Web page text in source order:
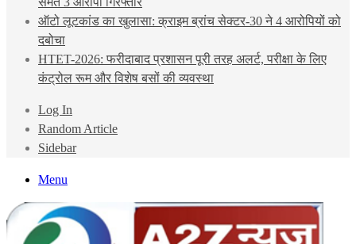
ऑटो लूटकांड का खुलासा: क्राइम ब्रांच सेक्टर-30 ने 4 आरोपियों को
दबोचा
HTET-2026: फरीदाबाद प्रशासन पूरी तरह अलर्ट, परीक्षा के लिए
कंट्रोल रूम और विशेष बसों की व्यवस्था
Log In
Random Article
Sidebar
Menu